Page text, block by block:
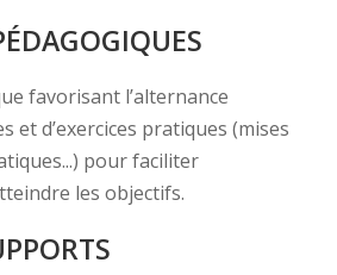
favorisant l’alternance
et d’exercices pratiques (mises
pour faciliter
les objectifs.